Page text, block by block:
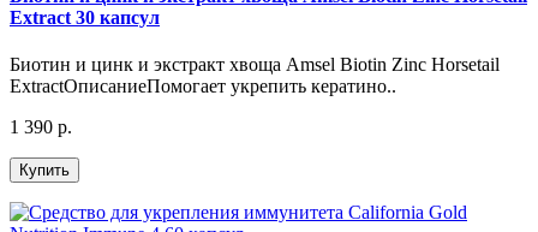
Extract 30 капсул
Биотин и цинк и экстракт хвоща Amsel Biotin Zinc Horsetail
ExtractОписаниеПомогает укрепить кератино..
1 390 р.
Купить